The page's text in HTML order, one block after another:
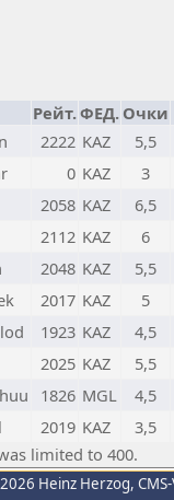
Рейт.ФЕД. Очки
2222 KAZ
5,5
0 KAZ
3
2058 KAZ
6,5
2112 KAZ
6
2048 KAZ
5,5
2017 KAZ
5
1923 KAZ
4,5
2025 KAZ
5,5
1826 MGL
4,5
2019 KAZ
3,5
limited to 400.
Heinz Herzog,